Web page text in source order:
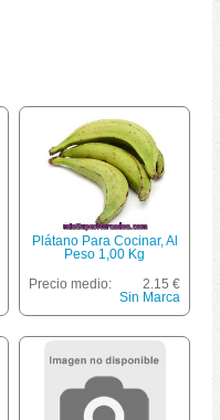
Plátano Para Cocinar, Al
Peso 1,00 Kg
Precio medio:
2.15 €
Sin Marca